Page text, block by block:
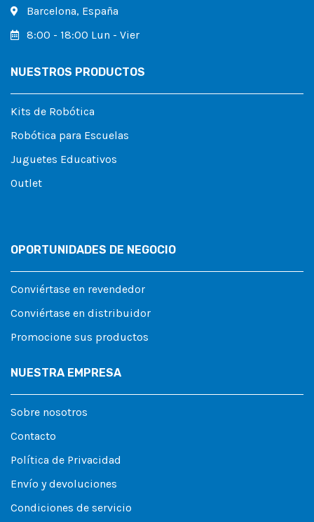
Barcelona, España
8:00 - 18:00 Lun - Vier
NUESTROS PRODUCTOS
Kits de Robótica
Robótica para Escuelas
Juguetes Educativos
Outlet
OPORTUNIDADES DE NEGOCIO
Conviértase en revendedor
Conviértase en distribuidor
Promocione sus productos
NUESTRA EMPRESA
Sobre nosotros
Contacto
Política de Privacidad
Envío y devoluciones
Condiciones de servicio